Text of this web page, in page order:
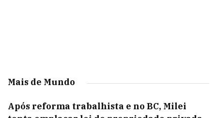
Mais de Mundo
Após reforma trabalhista e no BC, Milei